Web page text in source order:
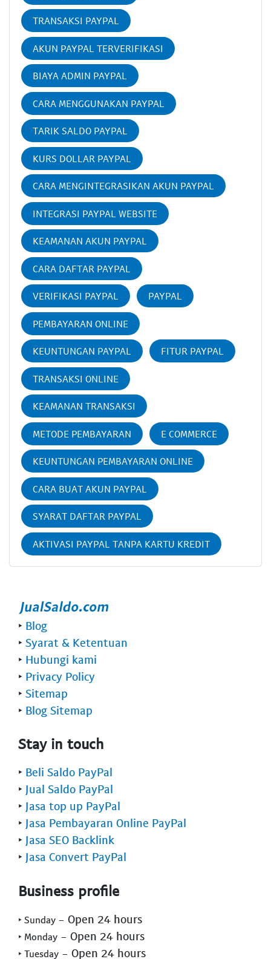
TRANSAKSI PAYPAL
AKUN PAYPAL TERVERIFIKASI
BIAYA ADMIN PAYPAL
CARA MENGGUNAKAN PAYPAL
TARIK SALDO PAYPAL
KURS DOLLAR PAYPAL
CARA MENGINTEGRASIKAN AKUN PAYPAL
INTEGRASI PAYPAL WEBSITE
KEAMANAN AKUN PAYPAL
CARA DAFTAR PAYPAL
VERIFIKASI PAYPAL PAYPAL
PEMBAYARAN ONLINE
KEUNTUNGAN PAYPAL FITUR PAYPAL
TRANSAKSI ONLINE
KEAMANAN TRANSAKSI
METODE PEMBAYARAN E COMMERCE
KEUNTUNGAN PEMBAYARAN ONLINE
CARA BUAT AKUN PAYPAL
SYARAT DAFTAR PAYPAL
AKTIVASI PAYPAL TANPA KARTU KREDIT
‣ Blog
‣ Syarat & Ketentuan
‣ Hubungi kami
‣ Privacy Policy
‣ Sitemap
‣ Blog Sitemap
Stay in touch
‣ Beli Saldo PayPal
‣ Jual Saldo PayPal
‣ Jasa top up PayPal
‣ Jasa Pembayaran Online PayPal
‣ Jasa SEO Backlink
‣ Jasa Convert PayPal
Business profile
‣ Sunday - Open 24 hours
‣ Monday - Open 24 hours
‣ Tuesday - Open 24 hours